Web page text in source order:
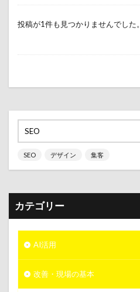
初心者
問題点
仕事のコツ
投稿が1件も見つかりませんでした。
SEO デザイン 集客
カテゴリー
AI活用
改善・現場の基本